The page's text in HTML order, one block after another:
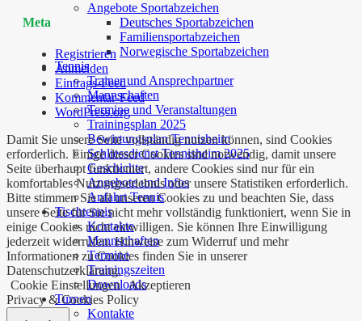
Angebote Sportabzeichen
Deutsches Sportabzeichen
Familiensportabzeichen
Norwegische Sportabzeichen
Tennis
Trainer und Ansprechpartner
Mannschaften
Termine und Veranstaltungen
Trainingsplan 2025
Bewirtungsplan Tennisheim
Schliessdienst Tennisheim 2025
Geschichte
Angebote und Infos
Anfahrt Tennis
Tischtennis
Kontakte
Mannschaften
Termine
Trainingszeiten
Downloads
Turnen
Kontakte
Meta
Registrieren
Anmelden
Eintrags-Feed
Kommentar-Feed
WordPress.org
Damit Sie unsere Seite vollständig nutzen können, sind Cookies
erforderlich. Einige dieser Cookies sind notwendig, damit unsere
Seite überhaupt funktioniert, andere Cookies sind nur für ein
komfortables Nutzungserlebnis oder unsere Statistiken erforderlich.
Bitte stimmen Sie all unseren Cookies zu und beachten Sie, dass
unsere Seite für Sie nicht mehr vollständig funktioniert, wenn Sie in
einige Cookies nicht einwilligen. Sie können Ihre Einwilligung
jederzeit widerrufen. Hinweise zum Widerruf und mehr
Informationen zu Cookies finden Sie in unserer
Datenschutzerklärung.
Cookie Einstellungen Akzeptieren
Privacy & Cookies Policy